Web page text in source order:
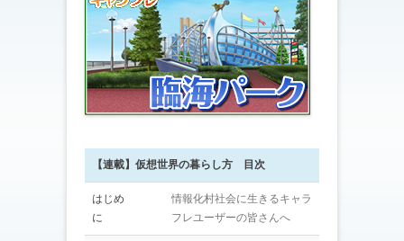
【連載】仮想世界の暮らし方 目次
はじめ
に
情報化村社会に生きるキャラ
フレユーザーの皆さんへ